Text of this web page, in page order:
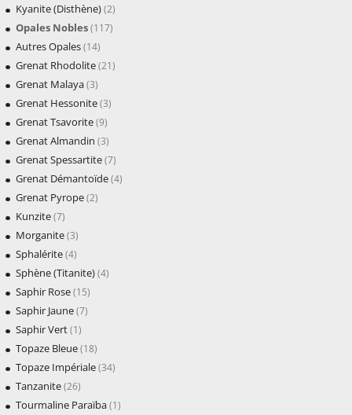
Kyanite (Disthène)(2)
Opales Nobles(117)
Autres Opales(14)
Grenat Rhodolite(21)
Grenat Malaya(3)
Grenat Hessonite(3)
Grenat Tsavorite(9)
Grenat Almandin (3)
Grenat Spessartite(7)
Grenat Démantoïde(4)
Grenat Pyrope(2)
Kunzite(7)
Morganite(3)
Sphalérite(4)
Sphène (Titanite)(4)
Saphir Rose(15)
Saphir Jaune(7)
Saphir Vert(1)
Topaze Bleue(18)
Topaze Impériale(34)
Tanzanite(26)
Tourmaline Paraïba(1)